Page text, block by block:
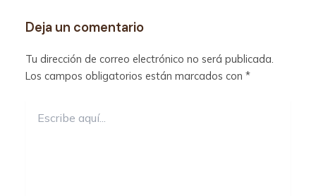
Deja un comentario
Tu dirección de correo electrónico no será publicada.
Los campos obligatorios están marcados con*
aquí...